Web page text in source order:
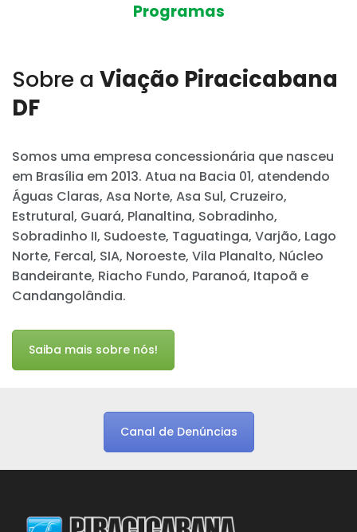
Programas
Sobre a Viação Piracicabana
DF
Somos uma empresa concessionária que nasceu
em Brasília em 2013. Atua na Bacia 01, atendendo
Águas Claras, Asa Norte, Asa Sul, Cruzeiro,
Estrutural, Guará, Planaltina, Sobradinho,
Sobradinho II, Sudoeste, Taguatinga, Varjão, Lago
Norte, Fercal, SIA, Noroeste, Vila Planalto, Núcleo
Bandeirante, Riacho Fundo, Paranoá, Itapoã e
Candangolândia.
Saiba mais sobre nós!
Canal de Denúncias